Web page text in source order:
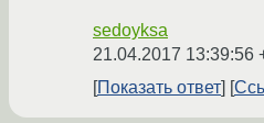
sedoyksa
21.04.2017 13:39:56
Показать ответ